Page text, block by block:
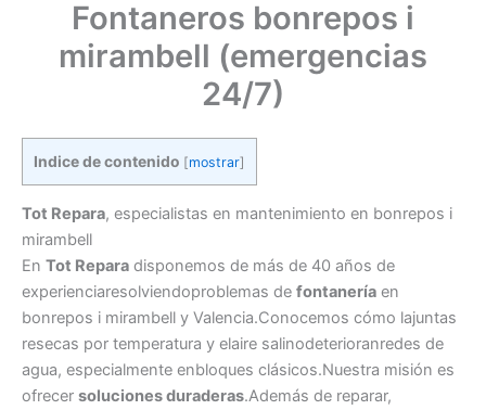
Fontaneros bonrepos i
mirambell (emergencias
24/7)
Indice de contenido [mostrar]
Tot Repara, especialistas en mantenimiento en bonrepos i
mirambell
En Tot Repara disponemos de más de 40 años de
experienciaresolviendoproblemas de fontanería en
bonrepos i mirambell y Valencia.Conocemos cómo lajuntas
resecas por temperatura y elaire salinodeterioranredes de
agua, especialmente enbloques clásicos.Nuestra misión es
ofrecer soluciones duraderas.Además de reparar,